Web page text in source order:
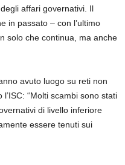
affari governativi. Il
in passato – con l’ultimo
solo che continua, ma anche
avuto luogo su reti non
“Molti scambi sono stati
di livello inferiore
essere tenuti sui